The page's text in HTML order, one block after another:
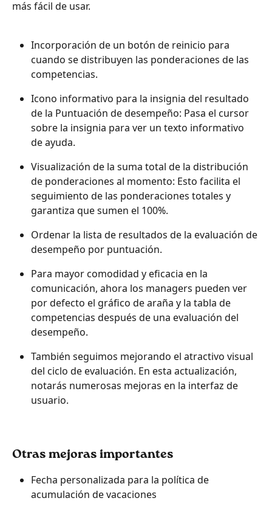
más fácil de usar.
Incorporación de un botón de reinicio para
cuando se distribuyen las ponderaciones de las
competencias.
Icono informativo para la insignia del resultado
de la Puntuación de desempeño: Pasa el cursor
sobre la insignia para ver un texto informativo
de ayuda.
Visualización de la suma total de la distribución
de ponderaciones al momento: Esto facilita el
seguimiento de las ponderaciones totales y
garantiza que sumen el 100%.
Ordenar la lista de resultados de la evaluación de
desempeño por puntuación.
Para mayor comodidad y eficacia en la
comunicación, ahora los managers pueden ver
por defecto el gráfico de araña y la tabla de
competencias después de una evaluación del
desempeño.
También seguimos mejorando el atractivo visual
del ciclo de evaluación. En esta actualización,
notarás numerosas mejoras en la interfaz de
usuario.
Otras mejoras importantes
Fecha personalizada para la política de
acumulación de vacaciones